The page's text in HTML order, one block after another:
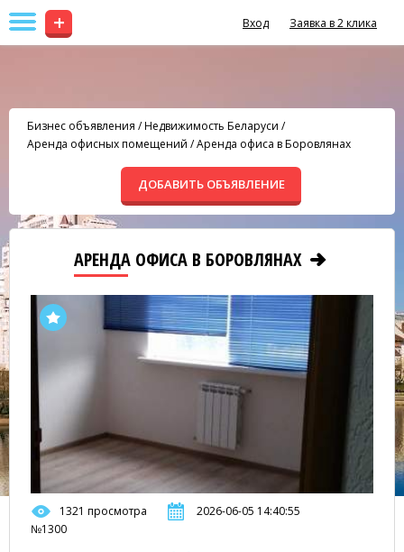
+ Вход Заявка в 2 клика
Бизнес объявления /Недвижимость Беларуси /
Аренда офисных помещений /Аренда офиса в Боровлянах
ДОБАВИТЬ ОБЪЯВЛЕНИЕ
АРЕНДА ОФИСА В БОРОВЛЯНАХ
1321 просмотра
2026-06-05 14:40:55
№1300